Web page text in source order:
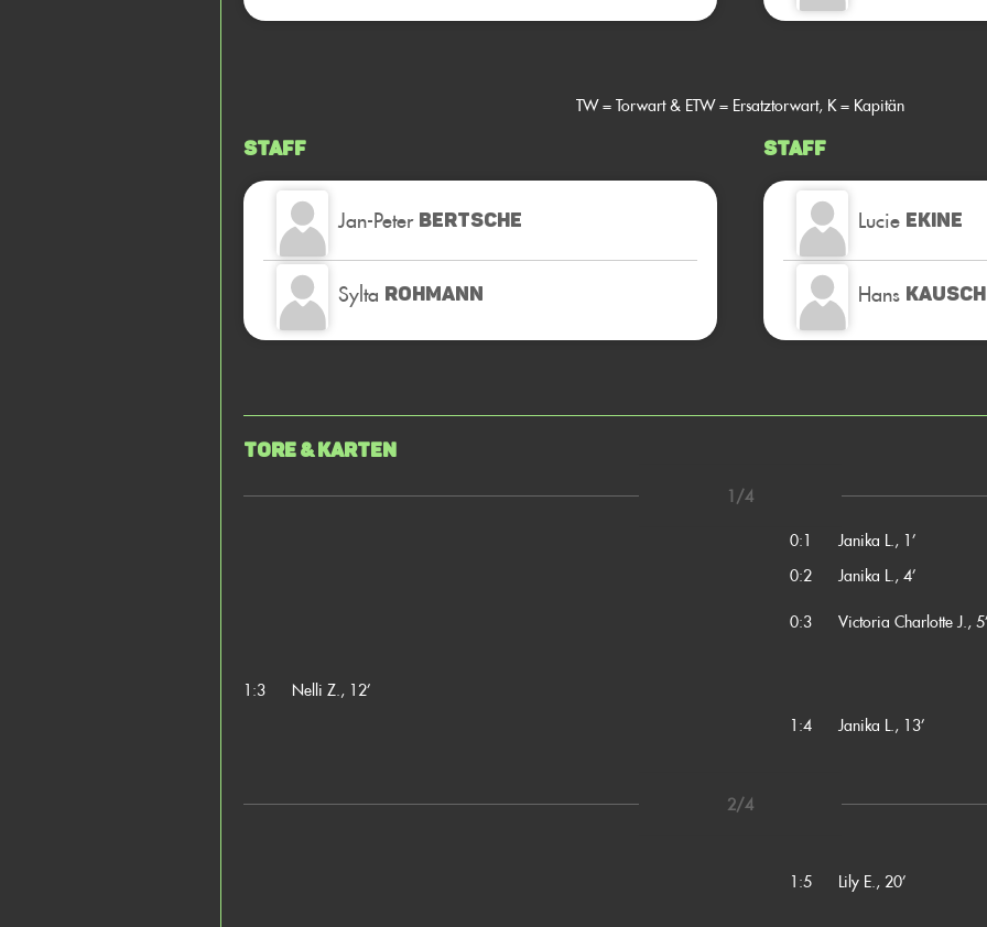
TW = Torwart & ETW = Ersatztorwart, K = Kapitän
Staff
Jan-Peter BERTSCHE
Sylta ROHMANN
Staff
Lucie EKINE
Hans
Tore & Karten
1/4
0:1
Janika L., 1’
0:2
Janika L., 4’
0:3 Victoria Charlotte J.,
1:3
Nelli Z., 12’
1:4
Janika L., 13’
2/4
1:5 Lily E., 20’